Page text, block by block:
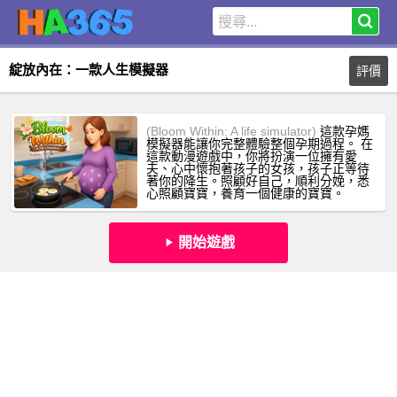
綻放內在：一款人生模擬器 評價
(Bloom Within: A life simulator) 這款孕媽
模擬器能讓你完整體驗整個孕期過程。 在
這款動漫遊戲中，你將扮演一位擁有愛
夫、心中懷抱著孩子的女孩，孩子正等待
著你的降生。照顧好自己，順利分娩，悉
心照顧寶寶，養育一個健康的寶寶。
開始遊戲